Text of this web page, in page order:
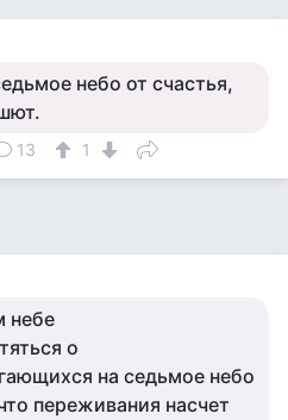
небо от счастья,
13 1
небе
о
на седьмое небо
переживания насчет